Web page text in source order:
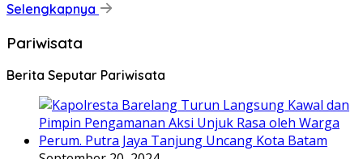
Selengkapnya
Pariwisata
Berita Seputar Pariwisata